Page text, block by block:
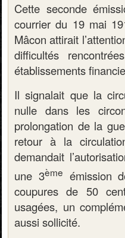
Cette seconde
courrier du 19 mai
Mâcon attirait
difficultés
établissements
Il signalait que la
nulle dans les
prolongation de la
retour à la
demandait
une 3ème émission
coupures de 50
usagées, un
aussi sollicité.